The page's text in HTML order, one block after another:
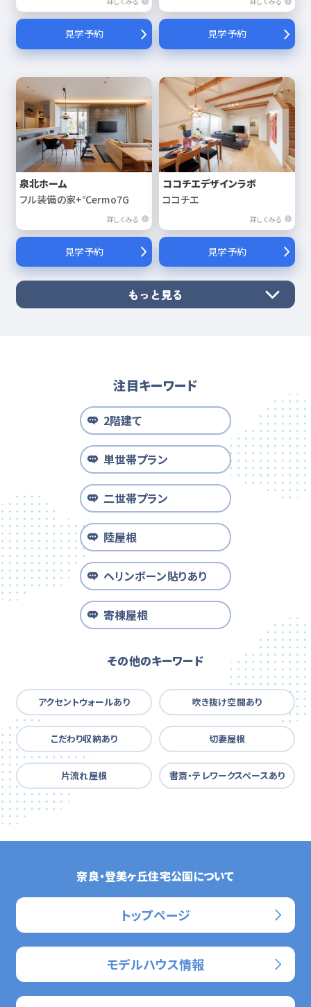
見学予約 見学予約
泉北ホーム
フル装備の家+℃ermo7G
詳しくみる
見学予約
ココチエデザインラボ
ココチエ
詳しくみる
見学予約
もっと見る
注目キーワード
2階建て
単世帯プラン
二世帯プラン
陸屋根
ヘリンボーン貼りあり
寄棟屋根
その他のキーワード
アクセントウォールあり 吹き抜け空間あり
こだわり収納あり 切妻屋根
片流れ屋根 書斎・テレワークスペースあり
奈良・登美ヶ丘住宅公園について
トップページ
モデルハウス情報